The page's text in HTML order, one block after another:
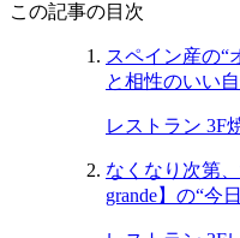
この記事の目次
スペイン産の“
と相性のいい
レストラン 3F
なくなり次第
grande】の“今